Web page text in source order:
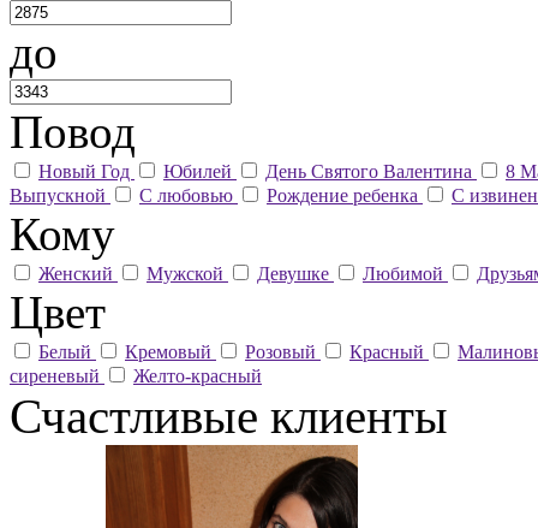
до
Повод
Новый Год Юбилей День Святого Валентина
8
Выпускной
С любовью Рождение ребенка С
Кому
Женский Мужской Девушке Любимой
Цвет
Белый Кремовый Розовый Красный
сиреневый
Желто-красный
Счастливые клиенты